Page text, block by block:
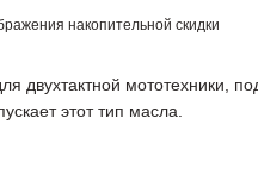
накопительной скидки
двухтактной мототехники,
этот тип масла.